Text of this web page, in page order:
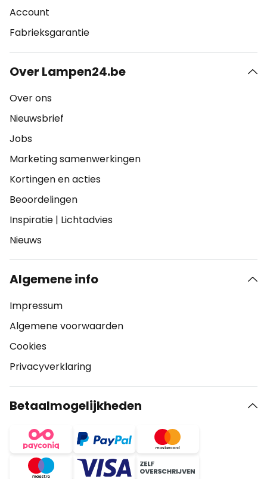
Account
Fabrieksgarantie
Over Lampen24.be
Over ons
Nieuwsbrief
Jobs
Marketing samenwerkingen
Kortingen en acties
Beoordelingen
Inspiratie | Lichtadvies
Nieuws
Algemene info
Impressum
Algemene voorwaarden
Cookies
Privacyverklaring
Betaalmogelijkheden